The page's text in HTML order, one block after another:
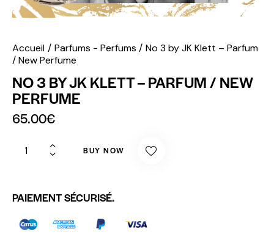
Accueil Parfums - Perfums
No 3 by JK Klett – Parfum
/ New Perfume
NO 3 BY JK KLETT – PARFUM / NEW
PERFUME
65.00€
BUY NOW
PAIEMENT SÉCURISÉ.